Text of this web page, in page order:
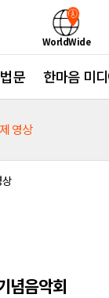
WorldWide
법문 한마음 미
영상
념음악회